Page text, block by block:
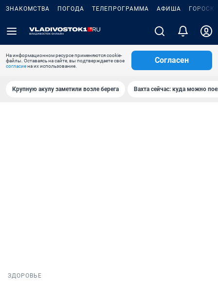
ЗНАКОМСТВА ПОГОДА ТЕЛЕПРОГРАММА АФИША
На информационном ресурсе применяются cookie-
файлы. Оставаясь на сайте, вы подтверждаете свое
согласиена их использование.
Согласен
Крупную акулу заметили возле берега Вахта сейчас: куда можно
ЗДОРОВЬЕ